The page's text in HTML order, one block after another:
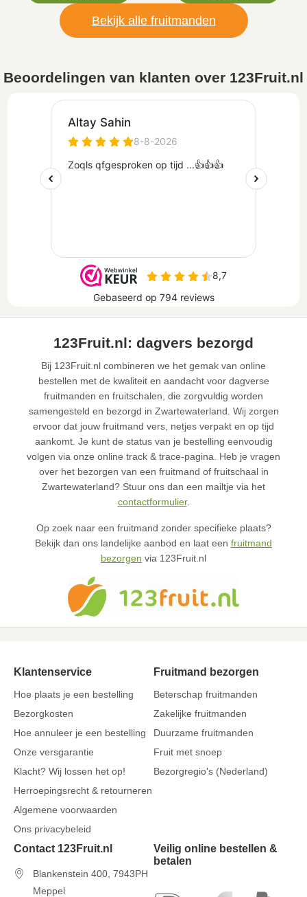
Bekijk alle fruitmanden
Beoordelingen van klanten over 123Fruit.nl
123Fruit.nl: dagvers bezorgd
Bij 123Fruit.nl combineren we het gemak van online
bestellen met de kwaliteit en aandacht voor dagverse
fruitmanden en fruitschalen, die zorgvuldig worden
samengesteld en bezorgd in Zwartewaterland. Wij zorgen
ervoor dat jouw fruitmand vers, netjes verpakt en op tijd
aankomt. Je kunt de status van je bestelling eenvoudig
volgen via onze online track & trace-pagina. Heb je vragen
over het bezorgen van een fruitmand of fruitschaal in
Zwartewaterland? Stuur ons dan een mailtje via het
contactformulier.
Op zoek naar een fruitmand zonder specifieke plaats?
Bekijk dan ons landelijke aanbod en laat een fruitmand
bezorgen via 123Fruit.nl
Klantenservice
Hoe plaats je een bestelling
Bezorgkosten
Hoe annuleer je een bestelling
Onze versgarantie
Klacht? Wij lossen het op!
Herroepingsrecht & retourneren
Algemene voorwaarden
Ons privacybeleid
Fruitmand bezorgen
Beterschap fruitmanden
Zakelijke fruitmanden
Duurzame fruitmanden
Fruit met snoep
Bezorgregio's (Nederland)
Contact 123Fruit.nl
Blankenstein 400, 7943PH
Meppel
Veilig online bestellen &
betalen